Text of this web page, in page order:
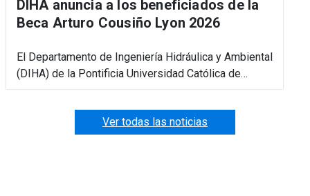
DIHA anuncia a los beneficiados de la
Beca Arturo Cousiño Lyon 2026
El Departamento de Ingeniería Hidráulica y Ambiental
(DIHA) de la Pontificia Universidad Católica de…
Ver todas las noticias